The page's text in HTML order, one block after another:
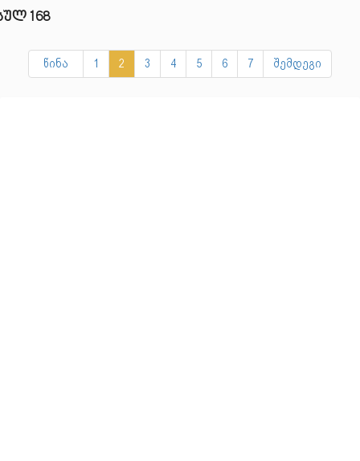
168
წინა 1 2 3 4 5 6 7 შემდეგი